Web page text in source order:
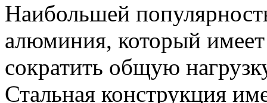
Наибольшей
алюминия, который
сократить общую
Стальная конструкция